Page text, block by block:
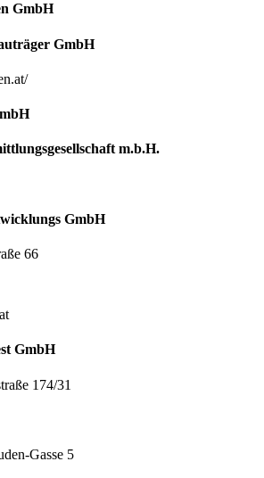
GmbH
GmbH
m.b.H.
GmbH
66
GmbH
174/31
Gasse 5